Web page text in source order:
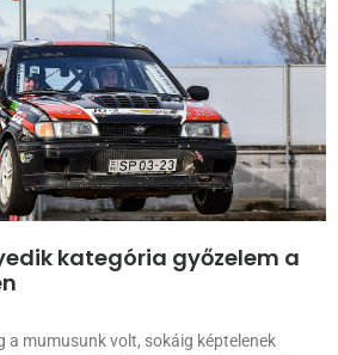
kategória győzelem a
a mumusunk volt, sokáig képtelenek